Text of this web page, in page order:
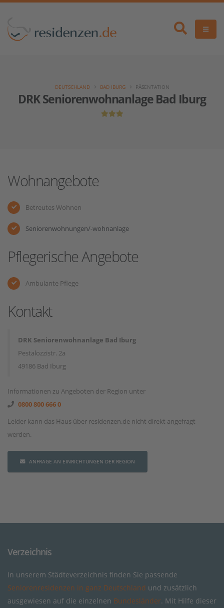
DRK Seniorenwohnanlage Bad Iburg
DEUTSCHLAND BAD IBURG PÄSENTATION
Wohnangebote
Betreutes Wohnen
Seniorenwohnungen/-wohnanlage
Pflegerische Angebote
Ambulante Pflege
Kontakt
DRK Seniorenwohnanlage Bad Iburg
Pestalozzistr. 2a
49186 Bad Iburg
Informationen zu Angeboten der Region unter
0800 800 666 0
Leider kann das Haus über residenzen.de nicht direkt angefragt
werden.
ANFRAGE AN EINRICHTUNGEN DER REGION
Verzeichnis
In unserem Städteverzeichnis finden Sie passende
Seniorenresidenzen in ganz Deutschland und zusätzlich
ausgewiesen auf die einzelnen Bundesländer. Mit Hilfe dieser